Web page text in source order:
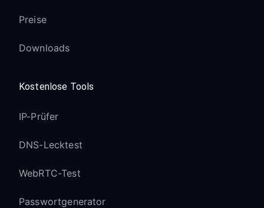
Preise
Downloads
Kostenlose Tools
IP-Prüfer
DNS-Lecktest
WebRTC-Test
Passwortgenerator